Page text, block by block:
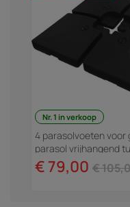
Nr. 1 in verkoop
4 parasolvoeten voor
parasol vrijhangend
zweefparasol - 4 x 3 m
Zwart
€ 79,00 €